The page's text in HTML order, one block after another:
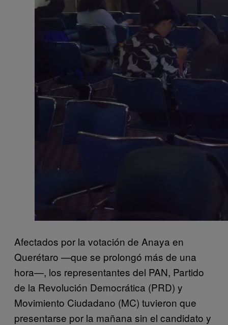
Afectados por la votación de Anaya en
Querétaro —que se prolongó más de una
hora—, los representantes del PAN, Partido
de la Revolución Democrática (PRD) y
Movimiento Ciudadano (MC) tuvieron que
presentarse por la mañana sin el candidato y